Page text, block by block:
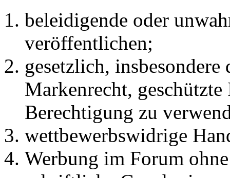
beleidigende oder
veröffentlichen;
gesetzlich,
Markenrecht, geschützte
Berechtigung zu
wettbewerbswidrige
Werbung im Forum